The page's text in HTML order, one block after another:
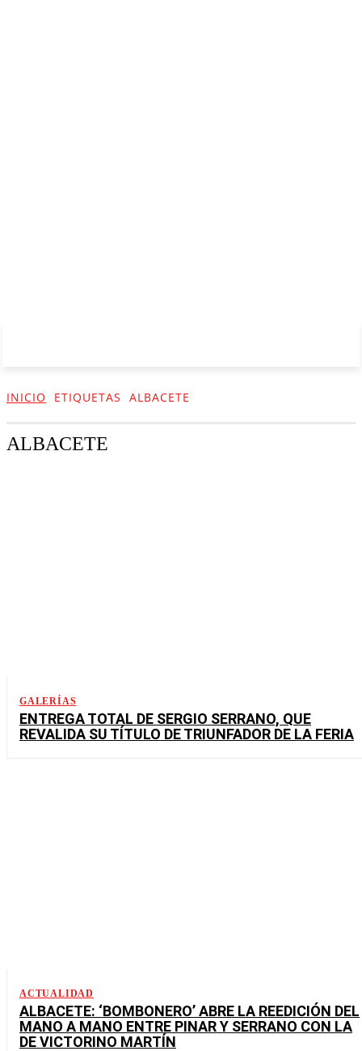
INICIO ETIQUETAS ALBACETE
ALBACETE
GALERÍAS
ENTREGA TOTAL DE SERGIO SERRANO, QUE
REVALIDA SU TÍTULO DE TRIUNFADOR DE LA FERIA
ACTUALIDAD
ALBACETE: ‘BOMBONERO’ ABRE LA REEDICIÓN DEL
MANO A MANO ENTRE PINAR Y SERRANO CON LA
DE VICTORINO MARTÍN